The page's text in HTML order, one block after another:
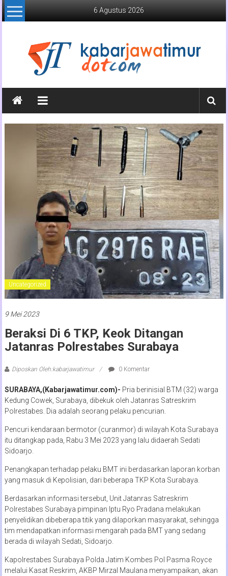
Lompat
ke
6 Agustus 2026
Kabar
Jawa
Timur
Uncategorized
9 Mei 2023
Beraksi Di 6 TKP, Keok Ditangan
Jatanras Polrestabes Surabaya
Diposkan Oleh:kabarjawatimur 0 Komentar
SURABAYA,(Kabarjawatimur.com)- Pria berinisial BTM (32) warga
Kedung Cowek, Surabaya, dibekuk oleh Jatanras Satreskrim
Polrestabes. Dia adalah seorang pelaku pencurian.
Pencuri kendaraan bermotor (curanmor) di wilayah Kota Surabaya
itu ditangkap pada, Rabu 3 Mei 2023 yang lalu didaerah Sedati
Sidoarjo.
Penangkapan terhadap pelaku BMT ini berdasarkan laporan korban
yang masuk di Kepolisian, dari beberapa TKP Kota Surabaya.
Berdasarkan informasi tersebut, Unit Jatanras Satreskrim
Polrestabes Surabaya pimpinan Iptu Ryo Pradana melakukan
penyelidikan dibeberapa titik yang dilaporkan masyarakat, sehingga
tim mendapatkan informasi mengarah pada BMT yang sedang
berada di wilayah Sedati, Sidoarjo.
Kapolrestabes Surabaya Polda Jatim Kombes Pol Pasma Royce
melalui Kasat Reskrim, AKBP Mirzal Maulana menyampaikan, akan